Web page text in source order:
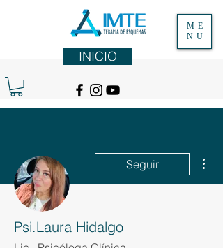
ME
NU
INICIO
Seguir
Psi.Laura Hidalgo